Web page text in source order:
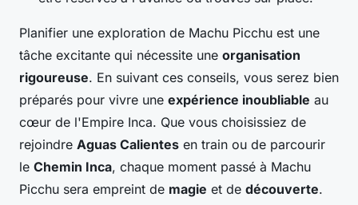
Planifier une exploration de Machu Picchu est une
tâche excitante qui nécessite une organisation
rigoureuse. En suivant ces conseils, vous serez bien
préparés pour vivre une expérience inoubliable au
cœur de l'Empire Inca. Que vous choisissiez de
rejoindre Aguas Calientes en train ou de parcourir
le Chemin Inca, chaque moment passé à Machu
Picchu sera empreint de magie et de découverte.